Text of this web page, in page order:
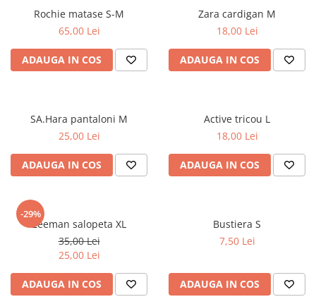
Rochie matase S-M
65,00 Lei
ADAUGA IN COS
Zara cardigan M
18,00 Lei
ADAUGA IN COS
SA.Hara pantaloni M
25,00 Lei
ADAUGA IN COS
Active tricou L
18,00 Lei
ADAUGA IN COS
-29%
Zeeman salopeta XL
35,00 Lei
25,00 Lei
ADAUGA IN COS
Bustiera S
7,50 Lei
ADAUGA IN COS